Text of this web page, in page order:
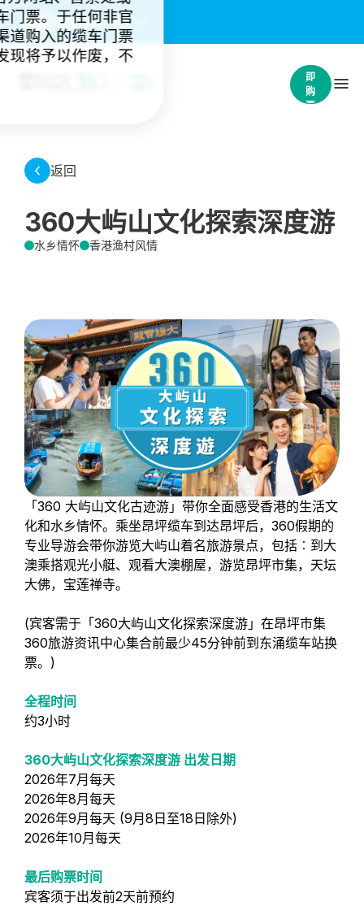
重要通知：(4)
立
即
购
票
门票。于任何非官
道购入的缆车门票
现将予以作废，不
返回
360大屿山文化探索深度游
水乡情怀 香港渔村风情
「360 大屿山文化古迹游」带你全面感受香港的生活文
化和水乡情怀。乘坐昂坪缆车到达昂坪后，360假期的
专业导游会带你游览大屿山着名旅游景点，包括︰到大
澳乘搭观光小艇、观看大澳棚屋，游览昂坪市集，天坛
大佛，宝莲禅寺。
(宾客需于「360大屿山文化探索深度游」在昂坪市集
360旅游资讯中心集合前最少45分钟前到东涌缆车站换
票。)
全程时间
约3小时
360大屿山文化探索深度游 出发日期
2026年7月每天
2026年8月每天
2026年9月每天 (9月8日至18日除外)
2026年10月每天
最后购票时间
宾客须于出发前2天前预约